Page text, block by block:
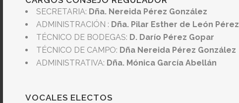
SECRETARIA: Dña. Nereida Pérez González
ADMINISTRACIÓN : Dña. Pilar Esther de León Pérez
TÉCNICO DE BODEGAS: D. Darío Pérez Gopar
TÉCNICO DE CAMPO: Dña Nereida Pérez González
ADMINISTRATIVA: Dña. Mónica García Abellán
VOCALES ELECTOS